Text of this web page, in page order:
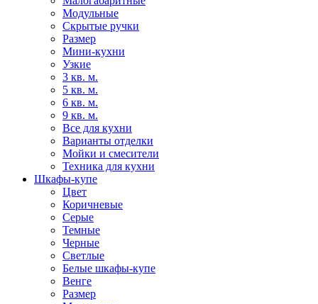
Модульные
Скрытые ручки
Размер
Мини-кухни
Узкие
3 кв. м.
5 кв. м.
6 кв. м.
9 кв. м.
Все для кухни
Варианты отделки
Мойки и смесители
Техника для кухни
Шкафы-купе
Цвет
Коричневые
Серые
Темные
Черные
Светлые
Белые шкафы-купе
Венге
Размер